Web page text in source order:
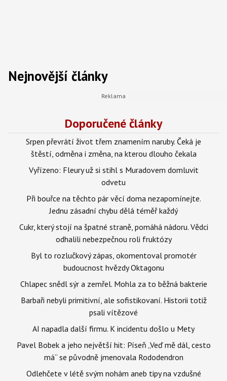
Nejnovější články
Doporučené články
Srpen převrátí život třem znamením naruby. Čeká je
štěstí, odměna i změna, na kterou dlouho čekala
Vyřízeno: Fleury už si stihl s Muradovem domluvit
odvetu
Při bouřce na těchto pár věcí doma nezapomínejte.
Jednu zásadní chybu dělá téměř každý
Cukr, který stojí na špatné straně, pomáhá nádoru. Vědci
odhalili nebezpečnou roli fruktózy
Byl to rozlučkový zápas, okomentoval promotér
budoucnost hvězdy Oktagonu
Chlapec snědl sýr a zemřel. Mohla za to běžná bakterie
Barbaři nebyli primitivní, ale sofistikovaní. Historii totiž
psali vítězové
AI napadla další firmu. K incidentu došlo u Mety
Pavel Bobek a jeho největší hit: Píseň „Veď mě dál, cesto
má“ se původně jmenovala Rododendron
Odlehčete v létě svým nohám aneb tipy na vzdušné